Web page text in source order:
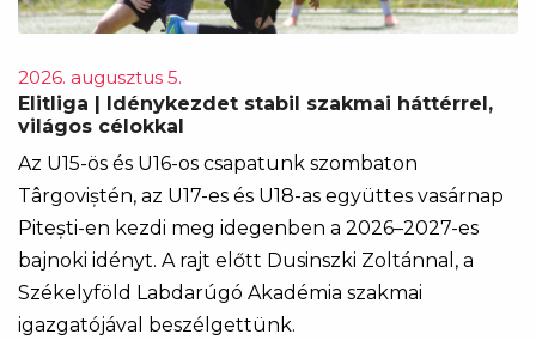
2026. augusztus 5.
Elitliga | Idénykezdet stabil szakmai háttérrel,
világos célokkal
Az U15-ös és U16-os csapatunk szombaton
Târgoviștén, az U17-es és U18-as együttes vasárnap
Pitești-en kezdi meg idegenben a 2026–2027-es
bajnoki idényt. A rajt előtt Dusinszki Zoltánnal, a
Székelyföld Labdarúgó Akadémia szakmai
igazgatójával beszélgettünk.